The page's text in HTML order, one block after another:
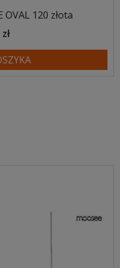
120 złota